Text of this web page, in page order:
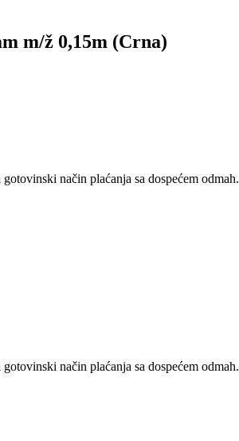
m/ž 0,15m (Crna)
način plaćanja sa dospećem odmah.
način plaćanja sa dospećem odmah.